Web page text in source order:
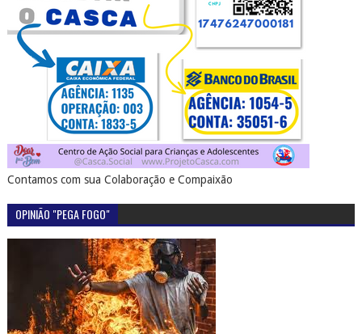
Contamos com sua Colaboração e Compaixão
OPINIÃO "PEGA FOGO"